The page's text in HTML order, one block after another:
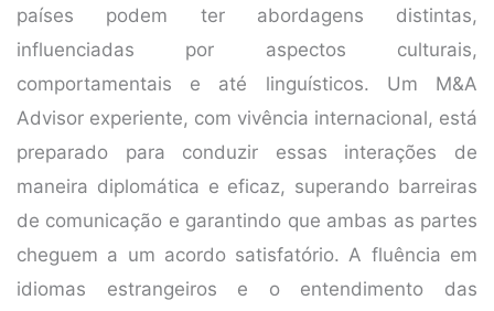
países podem ter abordagens distintas,
influenciadas por aspectos culturais,
comportamentais e até linguísticos. Um M&A
Advisor experiente, com vivência internacional, está
preparado para conduzir essas interações de
maneira diplomática e eficaz, superando barreiras
de comunicação e garantindo que ambas as partes
cheguem a um acordo satisfatório. A fluência em
idiomas estrangeiros e o entendimento das